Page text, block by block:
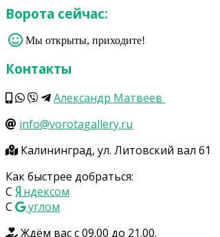
Ворота сейчас:
Мы открыты, приходите!
Контакты
Александр Матвеев
info@vorotagallery.ru
Калининград, ул. Литовский вал 61
Как быстрее добраться:
С
ндексом
С
углом
Ждём вас с 09.00 до 21.00.